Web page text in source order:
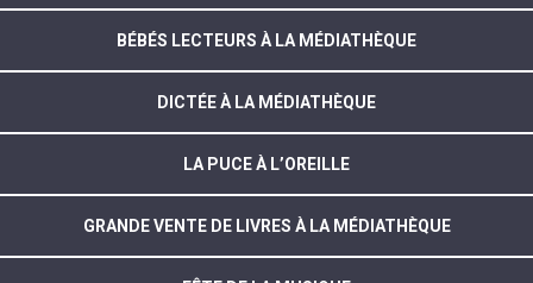
BÉBÉS LECTEURS À LA MÉDIATHÈQUE
DICTÉE À LA MÉDIATHÈQUE
LA PUCE À L’OREILLE
GRANDE VENTE DE LIVRES À LA MÉDIATHÈQUE